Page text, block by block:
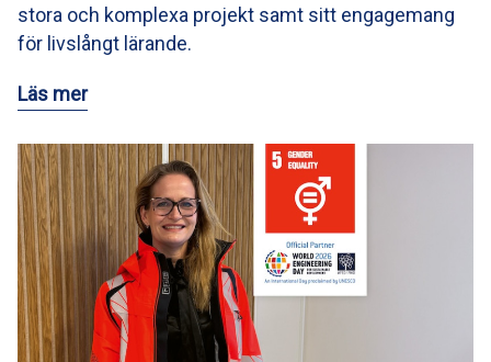
stora och komplexa projekt samt sitt engagemang
för livslångt lärande.
Läs mer